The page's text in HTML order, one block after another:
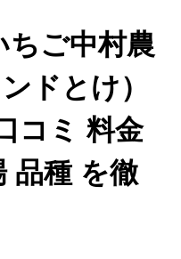
ちご中村農
ドとけ）
コミ 料金
品種 を徹